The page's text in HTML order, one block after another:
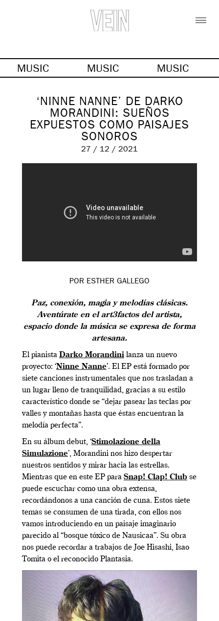
MUSIC MUSIC MUSIC
‘NINNE NANNE’ DE DARKO
MORANDINI: SUEÑOS
EXPUESTOS COMO PAISAJES
SONOROS
27 / 12 / 2021
POR ESTHER GALLEGO
Paz, conexión, magia y melodías clásicas.
Aventúrate en el art3factos del artista,
espacio donde la música se expresa de forma
artesana.
El pianista Darko Morandini lanza un nuevo
proyecto: ‘Ninne Nanne’. El EP está formado por
siete canciones instrumentales que nos trasladan a
un lugar lleno de tranquilidad, gracias a su estilo
característico donde se “dejar pasear las teclas por
valles y montañas hasta que éstas encuentran la
melodía perfecta”.
En su álbum debut, ‘Stimolazione della
Simulazione’, Morandini nos hizo despertar
nuestros sentidos y mirar hacia las estrellas.
Mientras que en este EP para Snap! Clap! Club se
puede escuchar como una obra extensa,
recordándonos a una canción de cuna. Estos siete
temas se consumen de una tirada, con ellos nos
vamos introduciendo en un paisaje imaginario
parecido al “bosque tóxico de Nausicaa”. Su obra
nos puede recordar a trabajos de Joe Hisashi, Isao
Tomita o el reconocido Plantasia.